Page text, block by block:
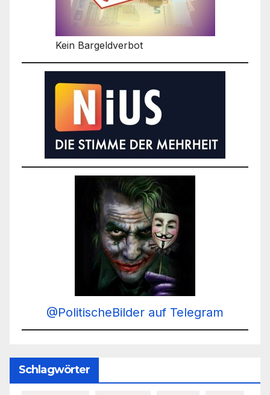
Kein Bargeldverbot
@PolitischeBilder auf Telegram
Schlagwörter